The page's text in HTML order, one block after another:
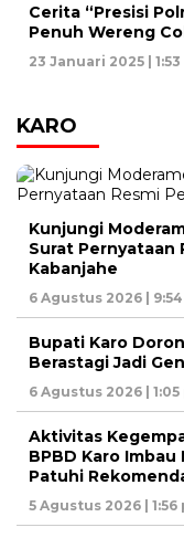
Cerita “Presisi
Penuh Wereng
23 Januari 2025 |
KARO
Kunjungi
Surat Pernyataan
Kabanjahe
6 Agustus 2026 |
Bupati Karo
Berastagi Jadi
6 Agustus 2026 | 1:05
Aktivitas
BPBD Karo
Patuhi
5 Agustus 2026 | 1:56